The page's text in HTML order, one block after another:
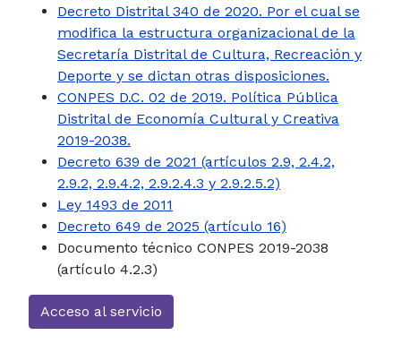
Decreto Distrital 340 de 2020. Por el cual se
modifica la estructura organizacional de la
Secretaría Distrital de Cultura, Recreación y
Deporte y se dictan otras disposiciones.
CONPES D.C. 02 de 2019. Política Pública
Distrital de Economía Cultural y Creativa
2019-2038.
Decreto 639 de 2021 (artículos 2.9, 2.4.2,
2.9.2, 2.9.4.2, 2.9.2.4.3 y 2.9.2.5.2)
Ley 1493 de 2011
Decreto 649 de 2025 (artículo 16)
Documento técnico CONPES 2019-2038
(artículo 4.2.3)
Acceso al servicio